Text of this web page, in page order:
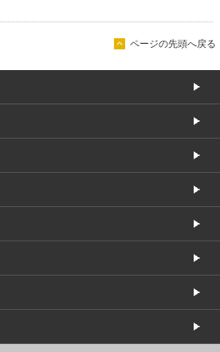
ページの先頭へ戻る